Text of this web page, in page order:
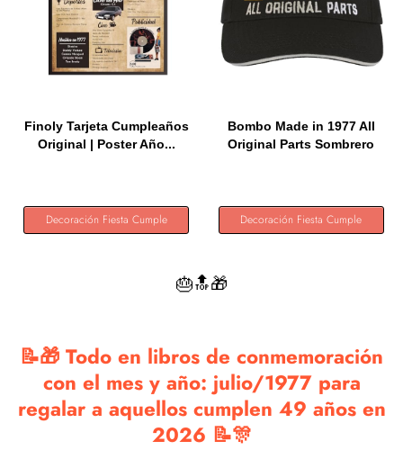
Finoly Tarjeta Cumpleaños
Original | Poster Año...
Decoración Fiesta Cumple
Bombo Made in 1977 All
Original Parts Sombrero
Decoración Fiesta Cumple
🎂🔝🎁
📝🎁 Todo en libros de conmemoración
con el mes y año: julio/1977 para
regalar a aquellos cumplen 49 años en
2026 📝🎊